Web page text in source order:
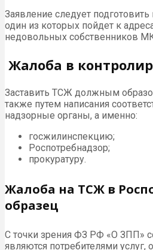
Заявление следует
один из которых пойдет к
недовольных собственников
Жалоба в
Заставить ТСЖ должным
также путем написания
надзорные органы, а именно:
госжилинспекцию;
Роспотребнадзор;
прокуратуру.
Жалоба на ТСЖ в
образец
С точки зрения ФЗ РФ «О ЗПП»
являются потребителями